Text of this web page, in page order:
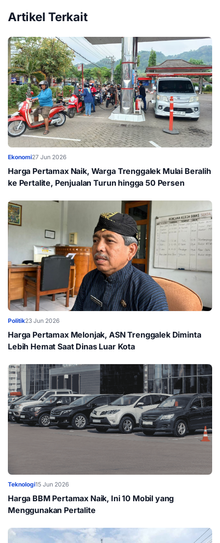
Artikel Terkait
Ekonomi27 Jun 2026
Harga Pertamax Naik, Warga Trenggalek Mulai Beralih
ke Pertalite, Penjualan Turun hingga 50 Persen
Politik23 Jun 2026
Harga Pertamax Melonjak, ASN Trenggalek Diminta
Lebih Hemat Saat Dinas Luar Kota
Teknologi15 Jun 2026
Harga BBM Pertamax Naik, Ini 10 Mobil yang
Menggunakan Pertalite